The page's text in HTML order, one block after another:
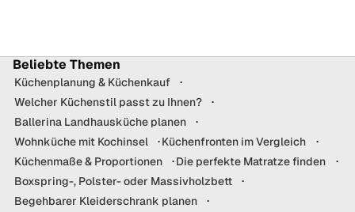
Beliebte Themen
Küchenplanung & Küchenkauf
Welcher Küchenstil passt zu Ihnen?
Ballerina Landhausküche planen
Wohnküche mit Kochinsel
Küchenfronten im Vergleich
Küchenmaße & Proportionen
Die perfekte Matratze finden
Boxspring-, Polster- oder Massivholzbett
Begehbarer Kleiderschrank planen